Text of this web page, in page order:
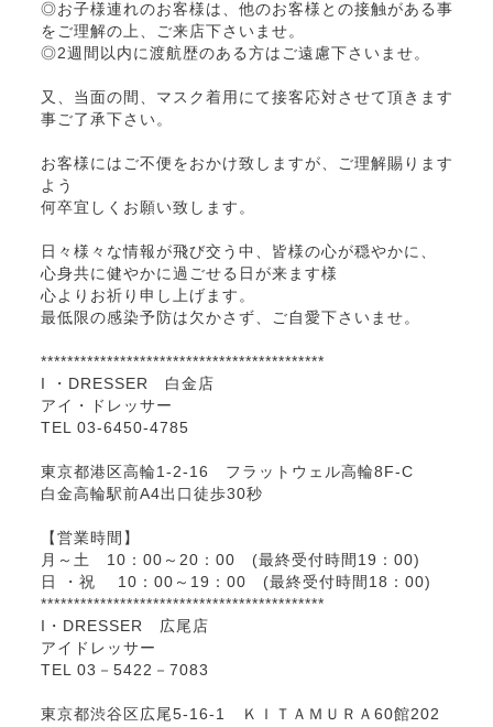
◎お子様連れのお客様は、他のお客様との接触がある事
をご理解の上、ご来店下さいませ。
◎2週間以内に渡航歴のある方はご遠慮下さいませ。
又、当面の間、マスク着用にて接客応対させて頂きます
事ご了承下さい。
お客様にはご不便をおかけ致しますが、ご理解賜ります
よう
何卒宜しくお願い致します。
日々様々な情報が飛び交う中、皆様の心が穏やかに、
心身共に健やかに過ごせる日が来ます様
心よりお祈り申し上げます。
最低限の感染予防は欠かさず、ご自愛下さいませ。
*******************************************
I ・DRESSER 白金店
アイ・ドレッサー
TEL 03-6450-4785
東京都港区高輪1-2-16 フラットウェル高輪8F-C
白金高輪駅前A4出口徒歩30秒
【営業時間】
月～土 10：00～20：00 (最終受付時間19：00)
日 ・祝 10：00～19：00 (最終受付時間18：00)
*******************************************
I・DRESSER 広尾店
アイドレッサー
TEL 03－5422－7083
東京都渋谷区広尾5-16-1 ＫＩＴＡＭＵＲＡ60館202